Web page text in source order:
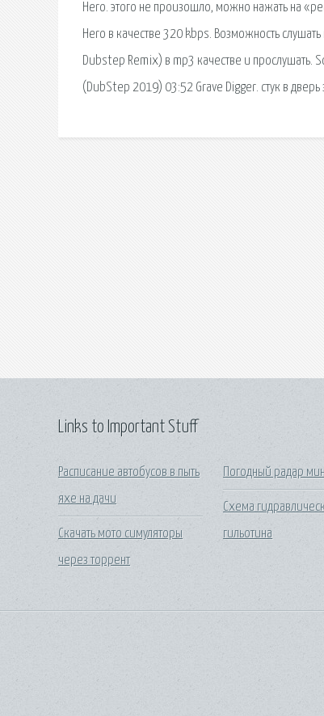
Hero. этого не произошло, можно нажать на
Hero в качестве 320 kbps. Возможность
Dubstep Remix) в mp3 качестве и
(DubStep 2019) 03:52 Grave Digger. стук в
Links to Important Stuff
Расписание автобусов в пыть
яхе на дачи
Скачать мото симуляторы
через торрент
Погодный радар
Схема
гильотина